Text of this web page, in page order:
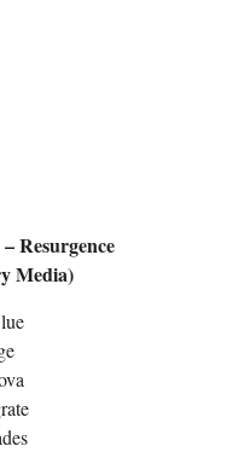
Resurgence
Media)